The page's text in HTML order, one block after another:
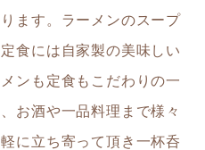
ます。ラーメンのスープ
食には自家製の美味しい
ンも定食もこだわりの一
お酒や一品料理まで様々
に立ち寄って頂き一杯呑